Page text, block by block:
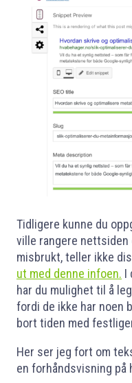
Tidligere kunne du
ville rangere
misbrukt, teller ikke
ut med denne infoen. I
har du mulighet til å
fordi de ikke har noen
bort tiden med
Her ser jeg fort om
en forhåndsvisning på